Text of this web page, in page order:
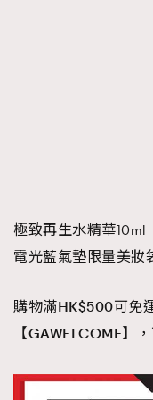
極致再生水精華10ml
電光藍氣墊限量美妝
購物滿HK$500可免
【GAWELCOME】